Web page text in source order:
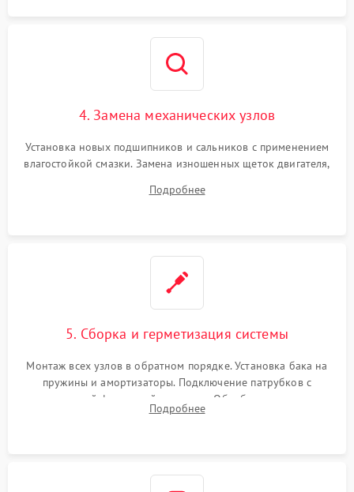
4. Замена механических узлов
Установка новых подшипников и сальников с применением
влагостойкой смазки. Замена изношенных щеток двигателя,
или поврежденной резиновой манжеты.
Подробнее
5. Сборка и герметизация системы
Монтаж всех узлов в обратном порядке. Установка бака на
пружины и амортизаторы. Подключение патрубков с
надежной фиксацией хомутами. Обработка стыков
герметиком для предотвращения возможных протечек воды.
Подробнее